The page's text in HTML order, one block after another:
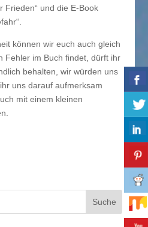
Frieden“ und die E-Book
können wir euch auch gleich
Fehler im Buch findet, dürft ihr
behalten, wir würden uns
uns darauf aufmerksam
mit einem kleinen